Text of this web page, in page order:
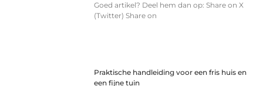
Goed artikel? Deel hem dan op: Share on X
(Twitter) Share on
Praktische handleiding voor een fris huis en
een fijne tuin